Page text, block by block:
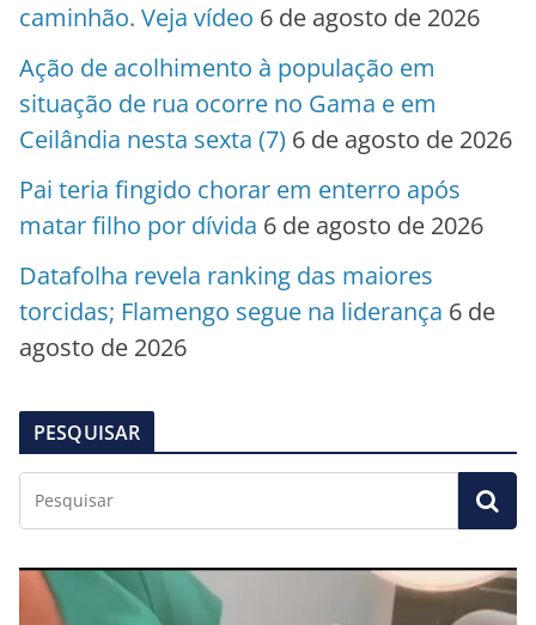
caminhão. Veja vídeo 6 de agosto de 2026
Ação de acolhimento à população em
situação de rua ocorre no Gama e em
Ceilândia nesta sexta (7) 6 de agosto de 2026
Pai teria fingido chorar em enterro após
matar filho por dívida 6 de agosto de 2026
Datafolha revela ranking das maiores
torcidas; Flamengo segue na liderança 6 de
agosto de 2026
PESQUISAR